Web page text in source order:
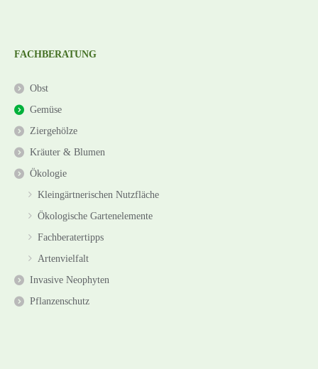
FACHBERATUNG
Obst
Gemüse
Ziergehölze
Kräuter & Blumen
Ökologie
Kleingärtnerischen Nutzfläche
Ökologische Gartenelemente
Fachberatertipps
Artenvielfalt
Invasive Neophyten
Pflanzenschutz